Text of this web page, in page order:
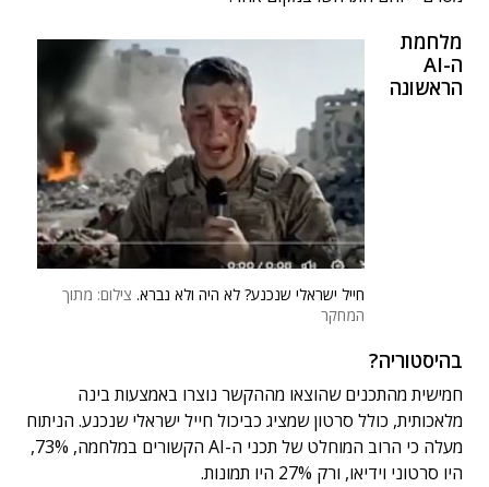
חייל ישראלי שנכנע? לא היה ולא נברא. צילום: מתוך
המחקר
מלחמת
ה-AI
הראשונה
בהיסטוריה?
חמישית מהתכנים שהוצאו מההקשר נוצרו באמצעות בינה
מלאכותית, כולל סרטון שמציג כביכול חייל ישראלי שנכנע. הניתוח
מעלה כי הרוב המוחלט של תכני ה-AI הקשורים במלחמה, 73%,
היו סרטוני וידיאו, ורק 27% היו תמונות.